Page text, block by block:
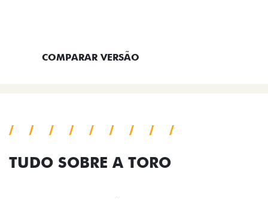
COMPARAR VERSÃO
TUDO SOBRE A TORO